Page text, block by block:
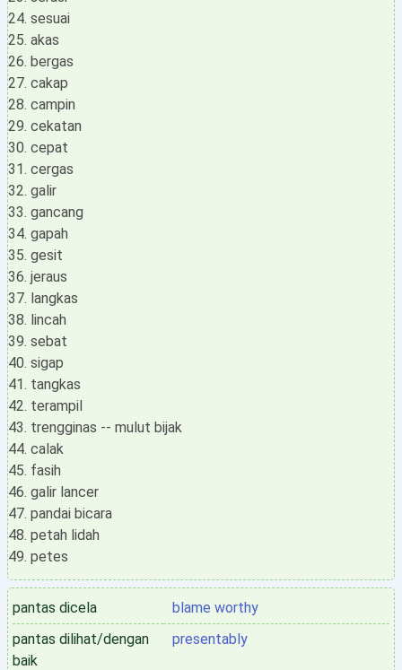
sesuai
akas
bergas
cakap
campin
cekatan
cepat
cergas
galir
gancang
gapah
gesit
jeraus
langkas
lincah
sebat
sigap
tangkas
terampil
trengginas -- mulut bijak
calak
fasih
galir lancer
pandai bicara
petah lidah
petes
pantas dicela
blame worthy
pantas dilihat/dengan
baik
presentably